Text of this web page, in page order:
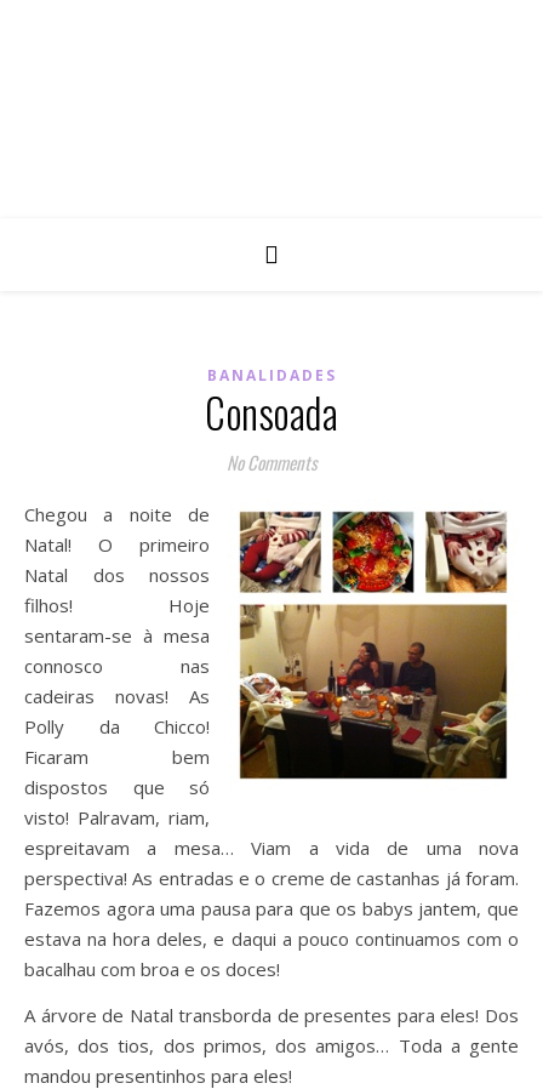
BANALIDADES
Consoada
No Comments
Chegou a noite de
Natal! O primeiro
Natal dos nossos
filhos! Hoje
sentaram-se à mesa
connosco nas
cadeiras novas! As
Polly da Chicco!
Ficaram bem
dispostos que só
visto! Palravam, riam,
espreitavam a mesa… Viam a vida de uma nova
perspectiva! As entradas e o creme de castanhas já foram.
Fazemos agora uma pausa para que os babys jantem, que
estava na hora deles, e daqui a pouco continuamos com o
bacalhau com broa e os doces!
A árvore de Natal transborda de presentes para eles! Dos
avós, dos tios, dos primos, dos amigos… Toda a gente
mandou presentinhos para eles!